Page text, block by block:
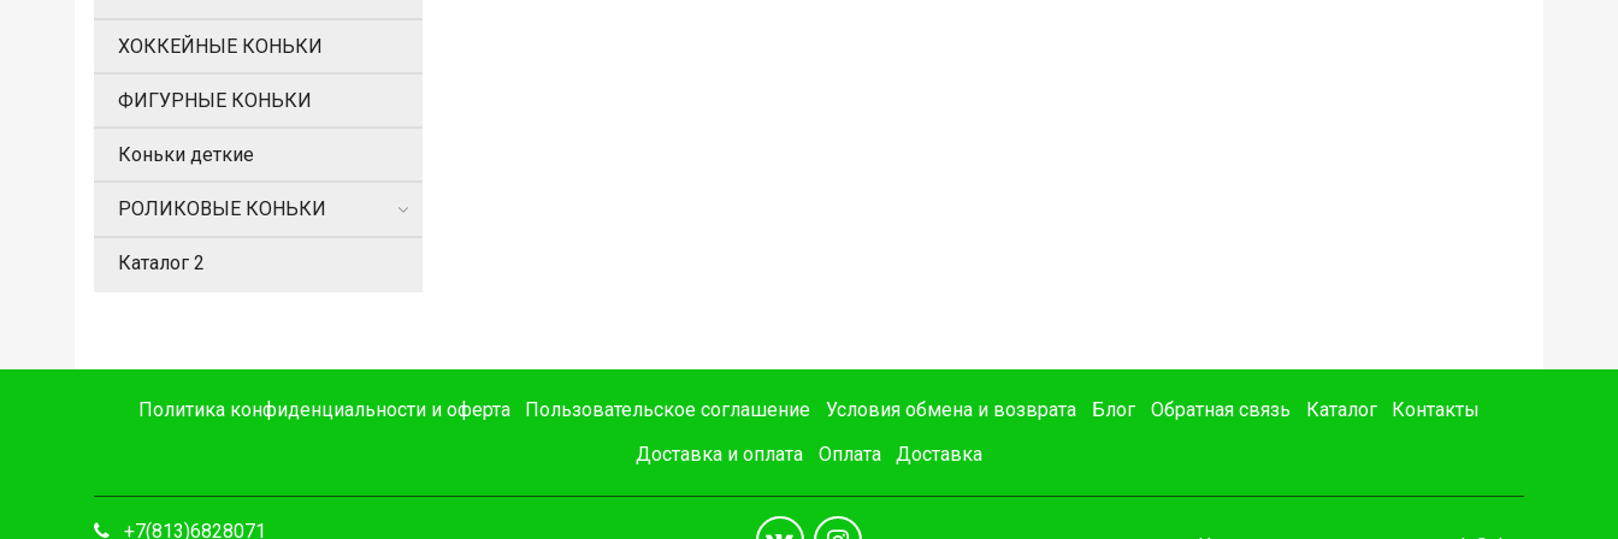
ХОККЕЙНЫЕ КОНЬКИ
ФИГУРНЫЕ КОНЬКИ
Коньки деткие
РОЛИКОВЫЕ КОНЬКИ
Каталог 2
Политика конфиденциальности и оферта Пользовательское соглашение Условия обмена и возврата Блог Обратная связь Каталог
Контакты
Доставка и оплата
Оплата Доставка
+7(813)6828071